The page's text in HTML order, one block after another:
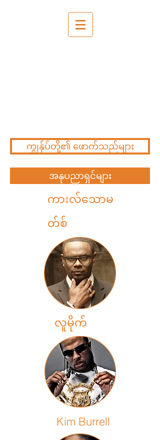
ကျွန်ုပ်တို့၏ ဖောက်သည်များ
အနုပညာရှင်များ
ကားလ်သောမ
တ်စ်
လူမိုက်
Kim Burrell